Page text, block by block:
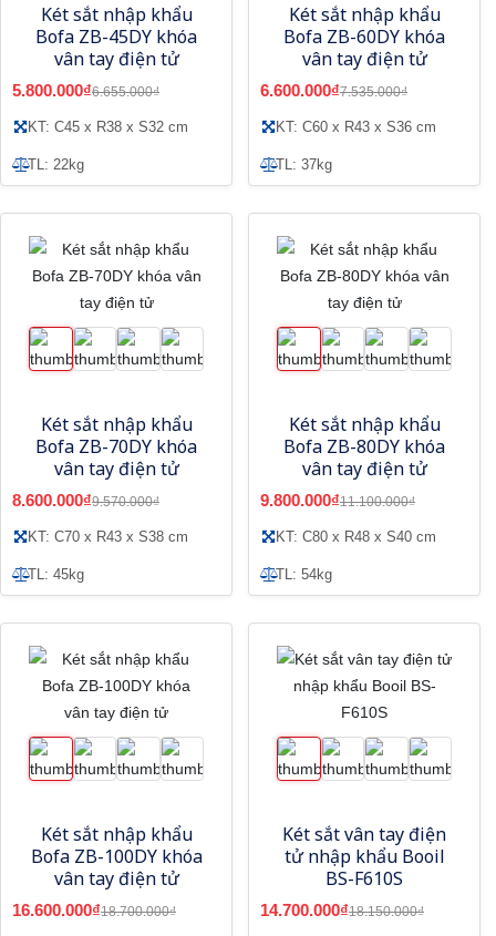
Két sắt nhập khẩu
Bofa ZB-45DY khóa
vân tay điện tử
5.800.000₫6.655.000₫
KT: C45 x R38 x S32 cm
TL: 22kg
Két sắt nhập khẩu
Bofa ZB-60DY khóa
vân tay điện tử
6.600.000₫7.535.000₫
KT: C60 x R43 x S36 cm
TL: 37kg
Két sắt nhập khẩu
Bofa ZB-70DY khóa
vân tay điện tử
8.600.000₫9.570.000₫
KT: C70 x R43 x S38 cm
TL: 45kg
Két sắt nhập khẩu
Bofa ZB-80DY khóa
vân tay điện tử
9.800.000₫11.100.000₫
KT: C80 x R48 x S40 cm
TL: 54kg
Két sắt nhập khẩu
Bofa ZB-100DY khóa
vân tay điện tử
16.600.000₫18.700.000₫
Két sắt vân tay điện
tử nhập khẩu Booil
BS-F610S
14.700.000₫18.150.000₫